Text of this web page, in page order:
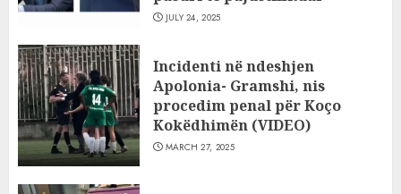
JULY 24, 2025
Incidenti në ndeshjen
Apolonia- Gramshi, nis
procedim penal për Koço
Kokëdhimën (VIDEO)
MARCH 27, 2025